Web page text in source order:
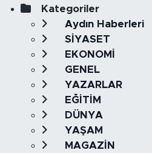
Kategoriler
Aydın Haberleri
SİYASET
EKONOMİ
GENEL
YAZARLAR
EĞİTİM
DÜNYA
YAŞAM
MAGAZİN